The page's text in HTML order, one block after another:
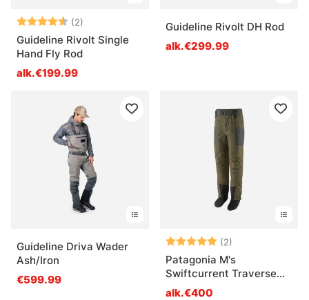
Arvio: (2)
4.5 5:sta tähdestä
Guideline Rivolt Single
Hand Fly Rod
alk.€199.99
Guideline Rivolt DH Rod
alk.€299.99
Guideline Driva Wader
Ash/Iron
€599.99
Arvio: (2)
Patagonia M's
Swiftcurrent Traverse
Wading Pants BSNG
alk.€400